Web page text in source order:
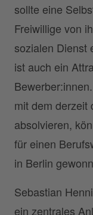
sollte eine
Freiwillige von
sozialen Dienst
ist auch ein
mit dem derzeit
absolvieren,
für einen
in Berlin
Sebastian
ein zentrales